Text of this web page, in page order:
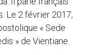
Le 2 février 2017,
« Sede
» de Vientiane.